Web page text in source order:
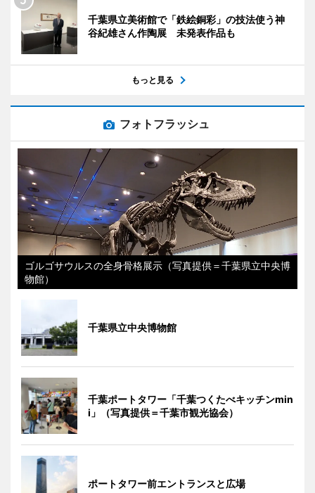
千葉県立美術館で「鉄絵銅彩」の技法使う神
谷紀雄さん作陶展 未発表作品も
もっと見る
フォトフラッシュ
ゴルゴサウルスの全身骨格展示（写真提供＝千葉県立中央博
物館）
千葉県立中央博物館
千葉ポートタワー「千葉つくたべキッチンmin
i」（写真提供＝千葉市観光協会）
ポートタワー前エントランスと広場